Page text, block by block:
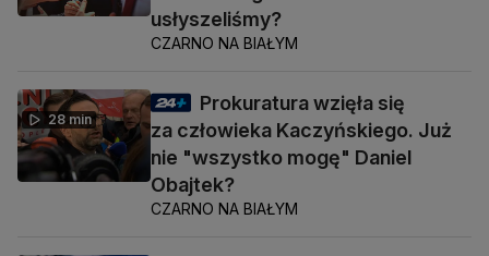
usłyszeliśmy?
CZARNO NA BIAŁYM
28 min
Prokuratura wzięła się
za człowieka Kaczyńskiego. Już
nie "wszystko mogę" Daniel
Obajtek?
CZARNO NA BIAŁYM